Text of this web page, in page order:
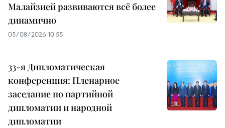
Малайзией развиваются всё более
динамично
05/08/2026 10:55
33-я Дипломатическая
конференция: Пленарное
заседание по партийной
дипломатии и народной
дипломатии